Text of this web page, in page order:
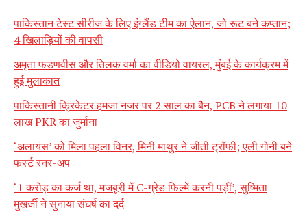
पाकिस्तान टेस्ट सीरीज के लिए इंग्लैंड टीम का ऐलान, जो रूट बने कप्तान;
4 खिलाड़ियों की वापसी
अमृता फडणवीस और तिलक वर्मा का वीडियो वायरल, मुंबई के कार्यक्रम में
हुई मुलाकात
पाकिस्तानी क्रिकेटर हमजा नजर पर 2 साल का बैन, PCB ने लगाया 10
लाख PKR का जुर्माना
‘अलायंस’ को मिला पहला विनर, मिनी माथुर ने जीती ट्रॉफी; एली गोनी बने
फर्स्ट रनर-अप
‘1 करोड़ का कर्ज था, मजबूरी में C-ग्रेड फिल्में करनी पड़ीं’, सुष्मिता
मुखर्जी ने सुनाया संघर्ष का दर्द